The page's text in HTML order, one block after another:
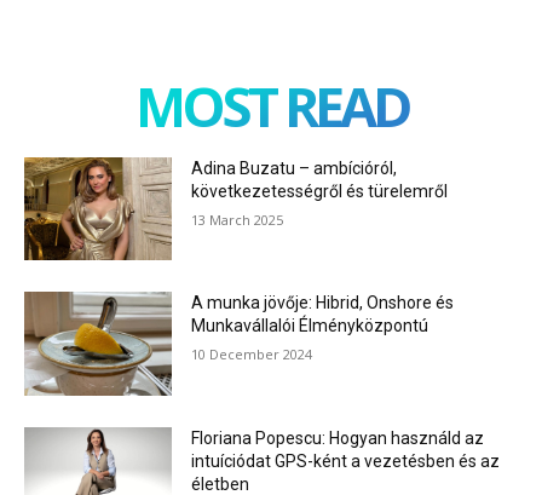
MOST READ
Adina Buzatu – ambícióról,
következetességről és türelemről
13 March 2025
A munka jövője: Hibrid, Onshore és
Munkavállalói Élményközpontú
10 December 2024
Floriana Popescu: Hogyan használd az
intuíciódat GPS-ként a vezetésben és az
életben